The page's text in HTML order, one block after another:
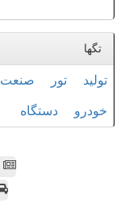
تگها
تولید تور صنعت
خودرو دستگاه